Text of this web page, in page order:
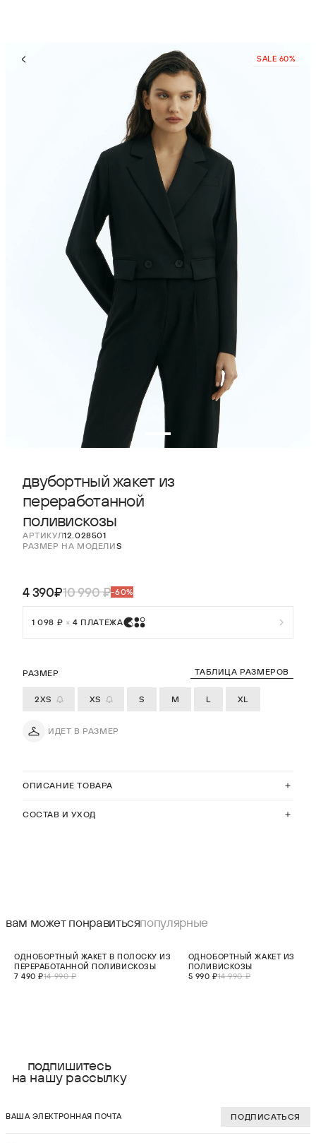
SALE 60%
двубортный жакет из
переработанной
поливискозы
АРТИКУЛ12.028501
РАЗМЕР НА МОДЕЛИS
ОПИСАНИЕ ТОВАРА
СОСТАВ И УХОД
РАЗМЕР ТАБЛИЦА РАЗМЕРОВ
2XS XS S M L XL
ИДЕТ В РАЗМЕР
4 390₽10 990 ₽-60%
1 098 ₽ × 4 ПЛАТЕЖА
вам может понравитьсяпопулярные
XS
ОДНОБОРТНЫЙ ЖАКЕТ В ПОЛОСКУ ИЗ
ПЕРЕРАБОТАННОЙ ПОЛИВИСКОЗЫ
7 490 ₽14 990 ₽
ОДНОБОРТНЫЙ ЖАКЕТ ИЗ
ПОЛИВИСКОЗЫ
5 990 ₽14 990 ₽
подпишитесь
на нашу рассылку
ПОДПИСАТЬСЯ